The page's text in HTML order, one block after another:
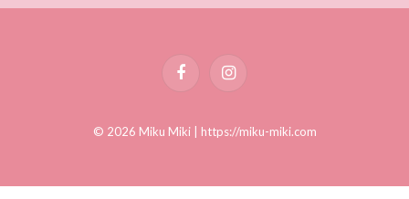
FacebookInstagram
© 2026 Miku Miki | https://miku-miki.com